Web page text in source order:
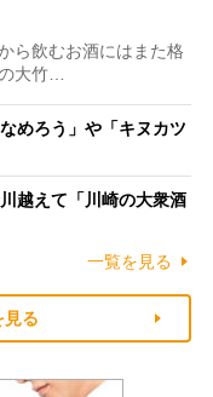
ら飲むお酒にはまた格
大竹…
めろう」や「キヌカツ
越えて「川崎の大衆酒
一覧を見る
見る